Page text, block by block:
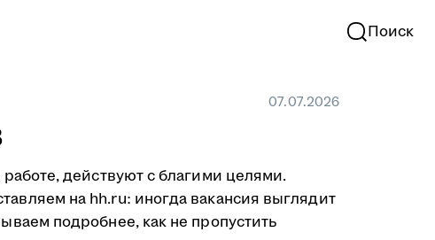
Поиск
07.07.2026
действуют с благими целями.
на hh.ru: иногда вакансия выглядит
подробнее, как не пропустить